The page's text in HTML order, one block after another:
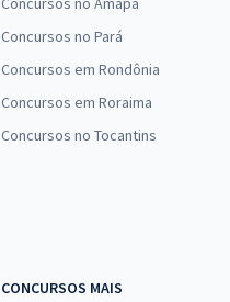
Concursos no Pará
Concursos em Rondônia
Concursos em Roraima
Concursos no Tocantins
CONCURSOS MAIS